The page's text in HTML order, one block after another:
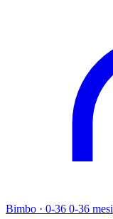
Bimbo · 0-36 0-36 mesi